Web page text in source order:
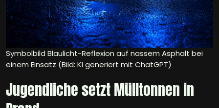
Symbolbild Blaulicht-Reflexion auf nassem Asphalt bei
einem Einsatz (Bild: KI generiert mit ChatGPT)
Jugendliche setzt Mülltonnen in